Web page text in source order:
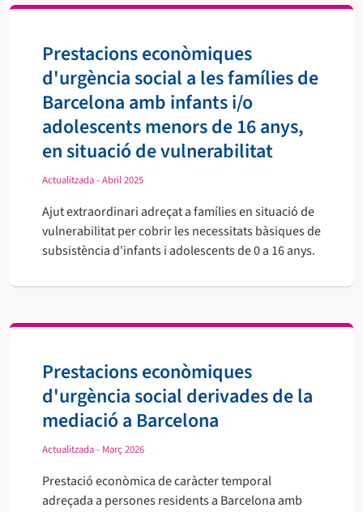
Prestacions econòmiques
d'urgència social a les famílies de
Barcelona amb infants i/o
adolescents menors de 16 anys,
en situació de vulnerabilitat
Actualitzada - Abril 2025
Ajut extraordinari adreçat a famílies en situació de
vulnerabilitat per cobrir les necessitats bàsiques de
subsistència d'infants i adolescents de 0 a 16 anys.
Prestacions econòmiques
d'urgència social derivades de la
mediació a Barcelona
Actualitzada - Març 2026
Prestació econòmica de caràcter temporal
adreçada a persones residents a Barcelona amb